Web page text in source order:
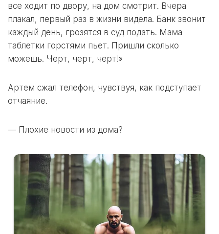
все ходит по двору, на дом смотрит. Вчера
плакал, первый раз в жизни видела. Банк звонит
каждый день, грозятся в суд подать. Мама
таблетки горстями пьет. Пришли сколько
можешь. Черт, черт, черт!»
Артем сжал телефон, чувствуя, как подступает
отчаяние.
— Плохие новости из дома?